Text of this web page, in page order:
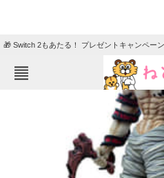
🎁 Switch 2もあたる！ プレゼントキャンペーン